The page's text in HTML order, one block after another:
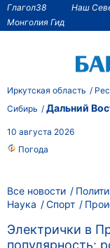
Глагол38 Наш
Монголия Гид
Иркутская область
Сибирь
Дальний
10 августа 2026
Погода
Все новости
Наука
Спорт
Электрички в
популярность: